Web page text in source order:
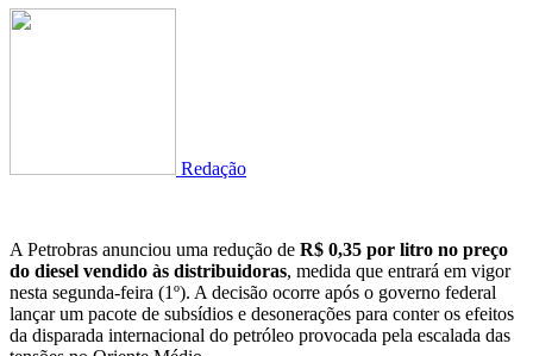
Redação
A Petrobras anunciou uma redução de R$ 0,35 por litro no preço
do diesel vendido às distribuidoras, medida que entrará em vigor
nesta segunda-feira (1º). A decisão ocorre após o governo federal
lançar um pacote de subsídios e desonerações para conter os efeitos
da disparada internacional do petróleo provocada pela escalada das